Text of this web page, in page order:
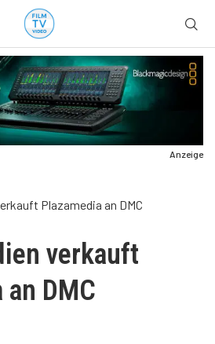
Anzeige
Plazamedia an DMC
verkauft
DMC